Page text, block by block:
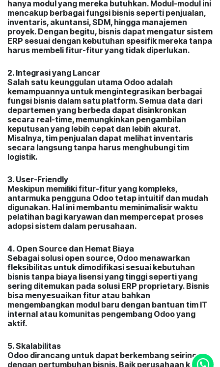
hanya modul yang mereka butuhkan. Modul-modul ini
mencakup berbagai fungsi bisnis seperti penjualan,
inventaris, akuntansi, SDM, hingga manajemen
proyek. Dengan begitu, bisnis dapat mengatur sistem
ERP sesuai dengan kebutuhan spesifik mereka tanpa
harus membeli fitur-fitur yang tidak diperlukan.
2. Integrasi yang Lancar
Salah satu keunggulan utama Odoo adalah
kemampuannya untuk mengintegrasikan berbagai
fungsi bisnis dalam satu platform. Semua data dari
departemen yang berbeda dapat disinkronkan
secara real-time, memungkinkan pengambilan
keputusan yang lebih cepat dan lebih akurat.
Misalnya, tim penjualan dapat melihat inventaris
secara langsung tanpa harus menghubungi tim
logistik.
3. User-Friendly
Meskipun memiliki fitur-fitur yang kompleks,
antarmuka pengguna Odoo tetap intuitif dan mudah
digunakan. Hal ini membantu meminimalisir waktu
pelatihan bagi karyawan dan mempercepat proses
adopsi sistem dalam perusahaan.
4. Open Source dan Hemat Biaya
Sebagai solusi open source, Odoo menawarkan
fleksibilitas untuk dimodifikasi sesuai kebutuhan
bisnis tanpa biaya lisensi yang tinggi seperti yang
sering ditemukan pada solusi ERP proprietary. Bisnis
bisa menyesuaikan fitur atau bahkan
mengembangkan modul baru dengan bantuan tim IT
internal atau komunitas pengembang Odoo yang
aktif.
5. Skalabilitas
Odoo dirancang untuk dapat berkembang seiring
dengan pertumbuhan bisnis. Baik perusahaan kecil